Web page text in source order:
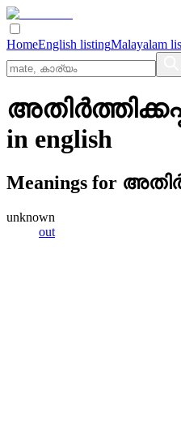
HomeEnglish listingMalayalam
in english
Meanings for
unknown
out